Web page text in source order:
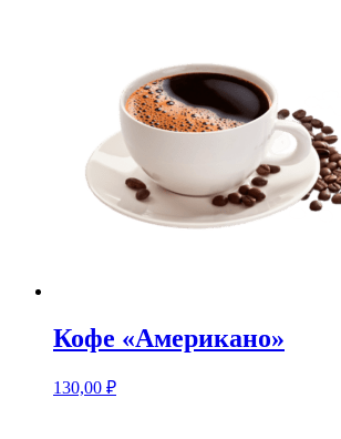
Кофе «Американо»
130,00 ₽